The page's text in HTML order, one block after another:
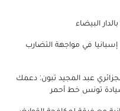
البيضاء
في مواجهة التضارب
عبد المجيد تبون: دعمك
تونس خط أحمر